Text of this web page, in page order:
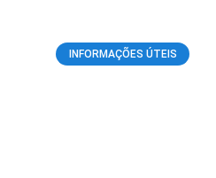
INFORMAÇÕES ÚTEIS